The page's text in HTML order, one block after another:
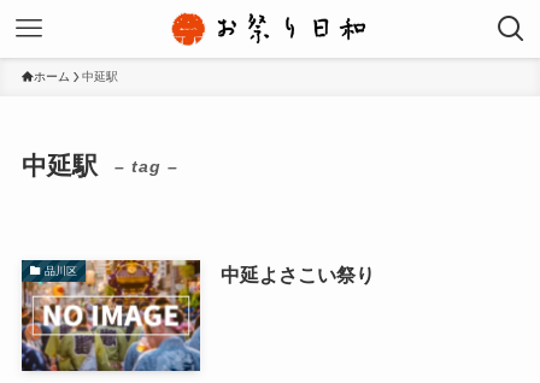
ホーム 中延駅
中延駅 – tag –
品川区 中延よさこい祭り